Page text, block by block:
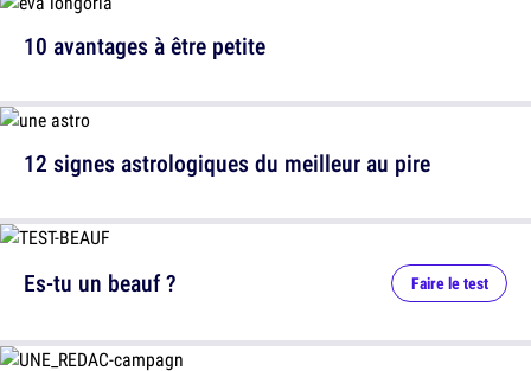
10 avantages à être petite
12 signes astrologiques du meilleur au pire
Es-tu un beauf ? Faire le test